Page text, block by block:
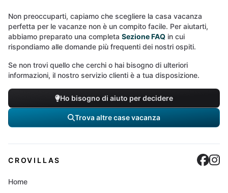
Non preoccuparti, capiamo che scegliere la casa vacanza
perfetta per le vacanze non è un compito facile. Per aiutarti,
abbiamo preparato una completa Sezione FAQ in cui
rispondiamo alle domande più frequenti dei nostri ospiti.
Se non trovi quello che cerchi o hai bisogno di ulteriori
informazioni, il nostro servizio clienti è a tua disposizione.
Ho bisogno di aiuto per decidere
Trova altre case vacanza
CROVILLAS
Home